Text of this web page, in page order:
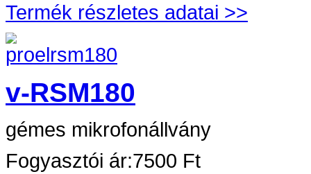
Termék részletes adatai >>
v-RSM180
gémes mikrofonállvány
Fogyasztói ár:7500 Ft